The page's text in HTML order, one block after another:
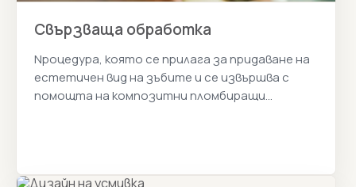
Свързваща обработка
Nроцедура, която се прилага за придаване на
естетичен вид на зъбите и се извършва с
помощта на композитни пломбиращи